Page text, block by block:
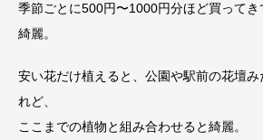
季節ごとに500円〜1000円分ほど買ってき
綺麗。
安い花だけ植えると、公園や駅前の花壇
れど、
ここまでの植物と組み合わせると綺麗。